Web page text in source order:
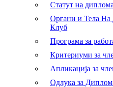
Статут на
Органи и Тела На
Клуб
Програма за
Критериуми за
Апликација за
Одлука за